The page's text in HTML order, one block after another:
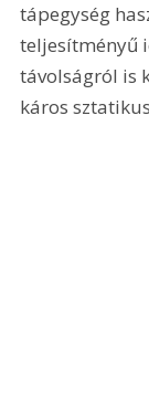
tápegység
teljesítményű
távolságról is
káros